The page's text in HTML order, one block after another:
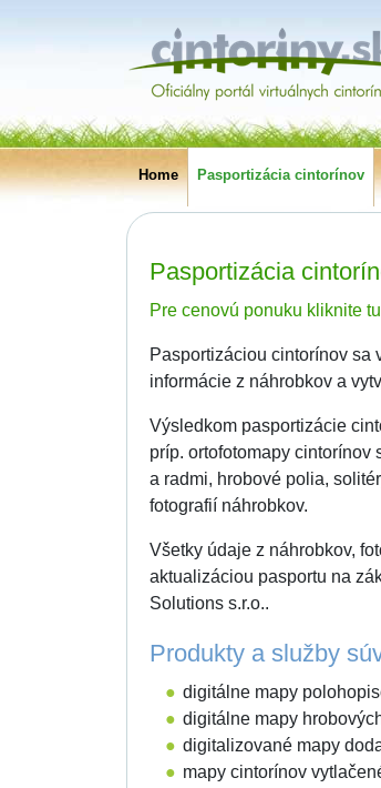
Home Pasportizácia cintorínov
Pasportizácia
Pre cenovú ponuku kliknite
Pasportizáciou cintorínov sa
informácie z náhrobkov a
Výsledkom pasportizácie
príp. ortofotomapy
a radmi, hrobové polia,
fotografií náhrobkov.
Všetky údaje z náhrobkov,
aktualizáciou pasportu na
Solutions s.r.o..
Produkty a služby
digitálne mapy
digitálne mapy
digitalizované mapy
mapy cintorínov